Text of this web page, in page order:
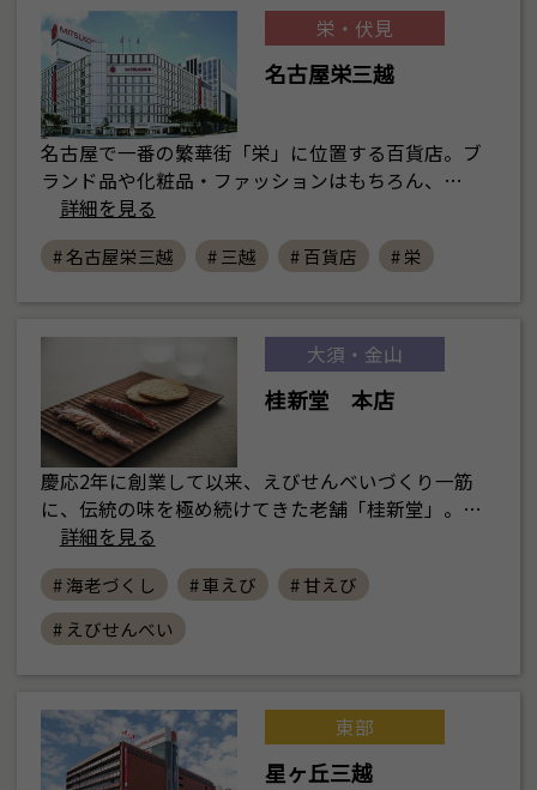
栄・伏見
名古屋栄三越
名古屋で一番の繁華街「栄」に位置する百貨店。ブ
ランド品や化粧品・ファッションはもちろん、…
詳細を見る
# 名古屋栄三越 # 三越 # 百貨店 # 栄
大須・金山
桂新堂 本店
慶応2年に創業して以来、えびせんべいづくり一筋
に、伝統の味を極め続けてきた老舗「桂新堂」。…
詳細を見る
# 海老づくし # 車えび
# 甘えび
# えびせんべい
東部
星ヶ丘三越